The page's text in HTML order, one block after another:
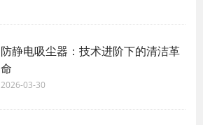
防静电吸尘器：技术进阶下的清洁革
命
2026-03-30